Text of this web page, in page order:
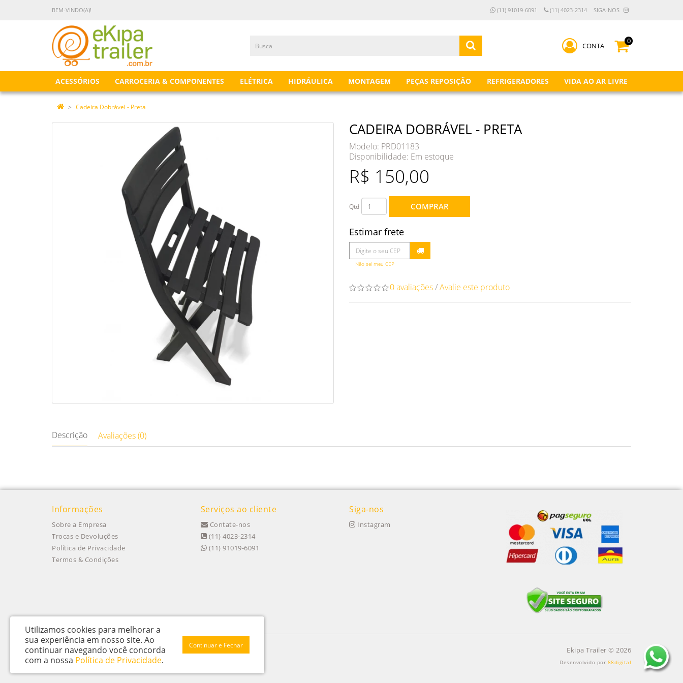
BEM-VINDO(A)! (11) 91019-6091 (11) 4023-2314 SIGA-NOS
CONTA
0
ACESSÓRIOS CARROCERIA & COMPONENTES ELÉTRICA HIDRÁULICA MONTAGEM PEÇAS REPOSIÇÃO REFRIGERADORES VIDA AO AR LIVRE
Cadeira Dobrável - Preta
CADEIRA DOBRÁVEL - PRETA
Modelo: PRD01183
Disponibilidade: Em estoque
R$ 150,00
Qtd COMPRAR
Estimar frete
Não sei meu CEP
0 avaliações/Avalie este produto
Descrição Avaliações (0)
Informações
Sobre a Empresa
Trocas e Devoluções
Política de Privacidade
Termos & Condições
Serviços ao cliente
Contate-nos
(11) 4023-2314
(11) 91019-6091
Siga-nos
Instagram
Itu Trailers Ltda - CNPJ: 62.043.518/0001-60
Av Jose de Oliveira, n 145 - Jardim Oliveira - Itu – SP - CEP 13312 020
Ekipa Trailer © 2026
Desenvolvido por 88digital
Utilizamos cookies para melhorar a
sua experiência em nosso site. Ao
continuar navegando você concorda
com a nossa Política de Privacidade.
Continuar e Fechar